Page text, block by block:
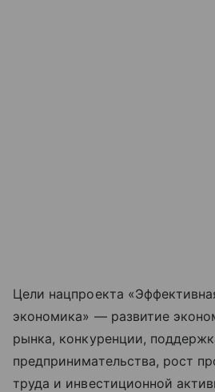
Цели нацпроекта
экономика» — развитие
рынка, конкуренции,
предпринимательства, рост
труда и инвестиционной